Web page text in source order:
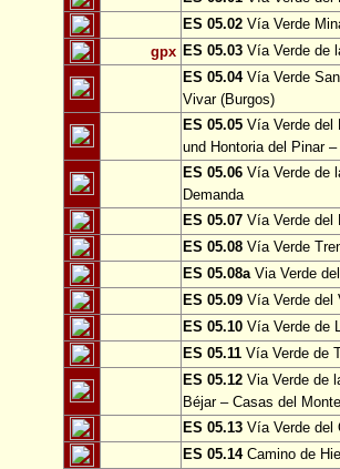
ES 05.02 Vía Verde
gpx ES 05.03 Vía Verde de
ES 05.04Vía Verde
Vivar (Burgos)
ES 05.05 Vía Verde del
und Hontoria del Pinar
ES 05.06 Vía Verde de
Demanda
ES 05.07 Vía Verde del
ES 05.08 Vía Verde
ES 05.08aVia Verde
ES 05.09 Vía Verde del
ES 05.10 Vía Verde de
ES 05.11 Vía Verde de
ES 05.12 Via Verde de
Béjar – Casas del Monte
ES 05.13 Vía Verde del
ES 05.14Camino de